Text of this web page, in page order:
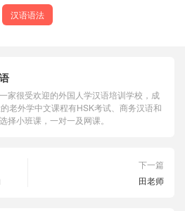
汉语语法
家很受欢迎的外国人学汉语培训学校，成
老外学中文课程有HSK考试、商务汉语和
择小班课，一对一及网课。
下一篇
田老师